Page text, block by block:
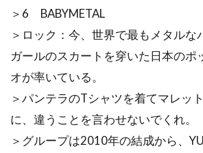
＞6 BABYMETAL
＞ロック：今、世界で最もメタルな
ガールのスカートを穿いた日本のポ
オが率いている。
＞パンテラのTシャツを着てマレッ
に、違うことを言わせないでくれ。
＞グループは2010年の結成から、